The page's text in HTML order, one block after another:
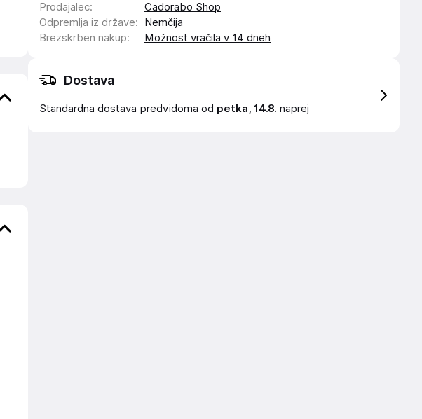
Prodajalec:
Cadorabo Shop
Odpremlja iz države:
Nemčija
Brezskrben nakup: Možnost vračila v 14 dneh
Dostava
Standardna dostava predvidoma od petka, 14.8. naprej